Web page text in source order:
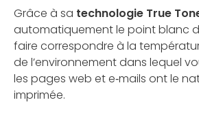
Grâce à sa technologie True
automatiquement le point blanc
faire correspondre à la
de l’environ­nement dans lequel
les pages web et e‑mails ont le
imprimée.